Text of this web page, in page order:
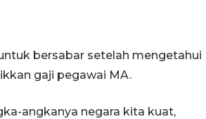
bersabar setelah mengetahui
gaji pegawai MA.
angkanya negara kita kuat,